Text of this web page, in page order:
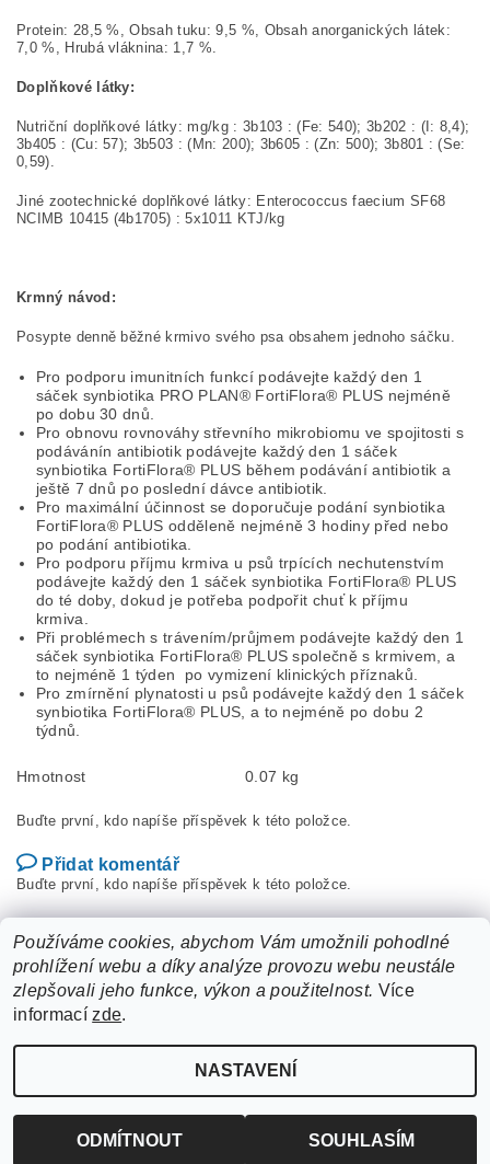
Protein: 28,5 %, Obsah tuku: 9,5 %, Obsah anorganických látek:
7,0 %, Hrubá vláknina: 1,7 %.
Doplňkové látky:
Nutriční doplňkové látky: mg/kg : 3b103 : (Fe: 540); 3b202 : (I: 8,4);
3b405 : (Cu: 57); 3b503 : (Mn: 200); 3b605 : (Zn: 500); 3b801 : (Se:
0,59).
Jiné zootechnické doplňkové látky: Enterococcus faecium SF68
NCIMB 10415 (4b1705) : 5x1011 KTJ/kg
Krmný návod:
Posypte denně běžné krmivo svého psa obsahem jednoho sáčku.
Pro podporu imunitních funkcí podávejte každý den 1
sáček synbiotika PRO PLAN® FortiFlora® PLUS nejméně
po dobu 30 dnů.
Pro obnovu rovnováhy střevního mikrobiomu ve spojitosti s
podávánín antibiotik podávejte každý den 1 sáček
synbiotika FortiFlora® PLUS během podávání antibiotik a
ještě 7 dnů po poslední dávce antibiotik.
Pro maximální účinnost se doporučuje podání synbiotika
FortiFlora® PLUS odděleně nejméně 3 hodiny před nebo
po podání antibiotika.
Pro podporu příjmu krmiva u psů trpících nechutenstvím
podávejte každý den 1 sáček synbiotika FortiFlora® PLUS
do té doby, dokud je potřeba podpořit chuť k příjmu
krmiva.
Při problémech s trávením/průjmem podávejte každý den 1
sáček synbiotika FortiFlora® PLUS společně s krmivem, a
to nejméně 1 týden po vymizení klinických příznaků.
Pro zmírnění plynatosti u psů podávejte každý den 1 sáček
synbiotika FortiFlora® PLUS, a to nejméně po dobu 2
týdnů.
Hmotnost 0.07 kg
Buďte první, kdo napíše příspěvek k této položce.
Přidat komentář
Buďte první, kdo napíše příspěvek k této položce.
2026 ©ZooLife.cz, všechna práva vyhrazenaUpravit nastavení cookies
Používáme cookies, abychom Vám umožnili pohodlné
prohlížení webu a díky analýze provozu webu neustále
zlepšovali jeho funkce, výkon a použitelnost. Více
informacízde.
NASTAVENÍ
ODMÍTNOUT SOUHLASÍM